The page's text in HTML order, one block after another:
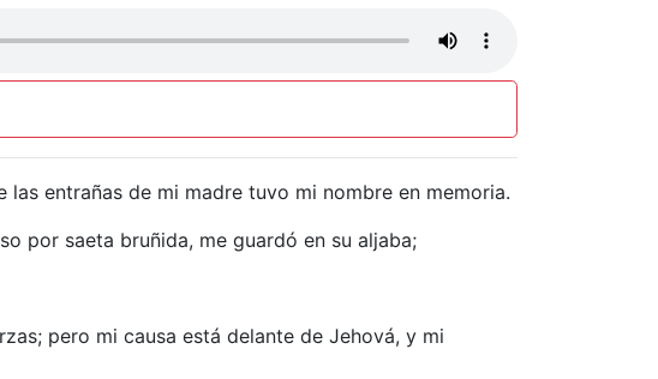
entrañas de mi madre tuvo mi nombre en memoria.
por saeta bruñida, me guardó en su aljaba;
pero mi causa está delante de Jehová, y mi